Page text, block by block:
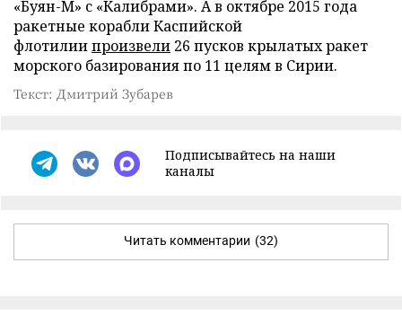
«Буян-М» с «Калибрами». А в октябре 2015 года
ракетные корабли Каспийской
флотилиипроизвели 26 пусков крылатых ракет
морского базирования по 11 целям в Сирии.
Текст: Дмитрий Зубарев
Подписывайтесь на наши
каналы
Читать комментарии (32)